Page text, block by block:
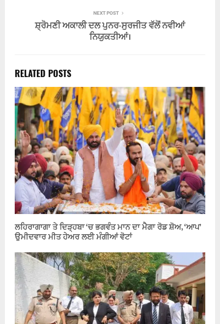
NEXT POST
ਸ਼੍ਰੋਮਣੀ ਅਕਾਲੀ ਦਲ ਪੁਨਰ-ਸੁਰਜੀਤ ਵੱਲੋਂ ਨਵੀਆਂ
ਨਿਯੁਕਤੀਆਂ।
RELATED POSTS
ਲਹਿਰਾਗਾਗਾ ਤੇ ਦਿੜ੍ਹਬਾ ‘ਚ ਭਗਵੰਤ ਮਾਨ ਦਾ ਮੈਗਾ ਰੋਡ ਸ਼ੋਅ, ‘ਆਪ’
ਉਮੀਦਵਾਰ ਮੀਤ ਹੇਅਰ ਲਈ ਮੰਗੀਆਂ ਵੋਟਾਂ